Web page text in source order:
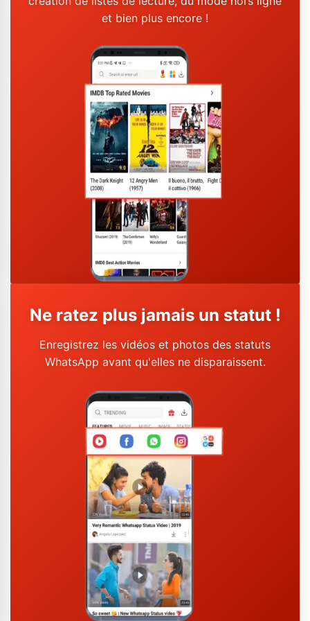
et bien plus encore !
Ne ratez plus jamais un statut !
Enregistrez les vidéos et photos des statuts
WhatsApp avant qu'elles ne disparaissent.